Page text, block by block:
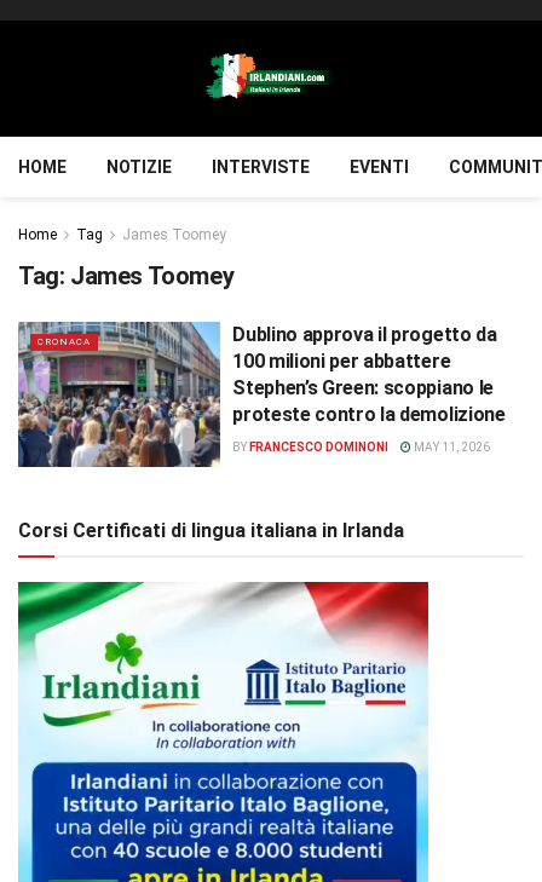
HOME NOTIZIE INTERVISTE EVENTI
Home Tag James Toomey
Tag: James Toomey
CRONACA
Dublino approva il progetto da
100 milioni per abbattere
Stephen’s Green: scoppiano le
proteste contro la demolizione
BY FRANCESCO DOMINONI MAY 11, 2026
Corsi Certificati di lingua italiana in Irlanda